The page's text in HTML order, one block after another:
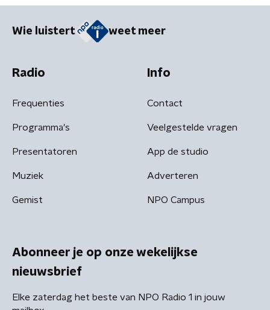
Wie luistert weet meer
Radio
Frequenties
Programma's
Presentatoren
Muziek
Gemist
Info
Contact
Veelgestelde vragen
App de studio
Adverteren
NPO Campus
Abonneer je op onze wekelijkse
nieuwsbrief
Elke zaterdag het beste van NPO Radio 1 in jouw